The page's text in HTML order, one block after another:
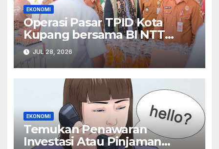
EKONOMI
Operasi Pasar TPID Kota
Kupang bersama BI NTT
Perkuat Komitmen Stabilisasi
Harga
JUL 28, 2026
EKONOMI
Temukan Penawaran
Investasi Atau Pinjaman